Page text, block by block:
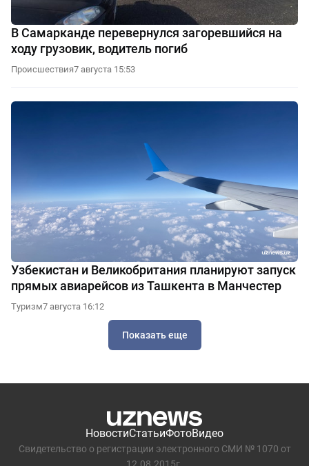
В Самарканде перевернулся загоревшийся на
ходу грузовик, водитель погиб
Происшествия7 августа 15:53
Узбекистан и Великобритания планируют запуск
прямых авиарейсов из Ташкента в Манчестер
Туризм7 августа 16:12
Показать еще
НовостиСтатьиФотоВидео
Свидетельство о регистрации электронного СМИ № 1070 от